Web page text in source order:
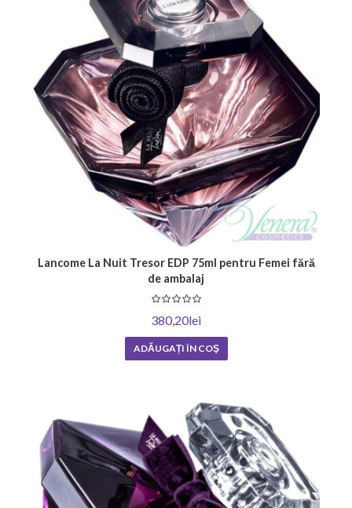
Lancome La Nuit Tresor EDP 75ml pentru Femei fără
de ambalaj
380,20lei
ADĂUGAȚI ÎN COŞ